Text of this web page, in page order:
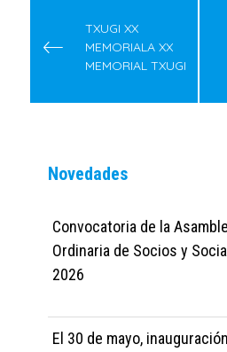
entradasTXUGI XX
MEMORIALA XX
MEMORIAL TXUGI
Novedades
Convocatoria de la
Ordinaria de Socios y
2026
El 30 de mayo,